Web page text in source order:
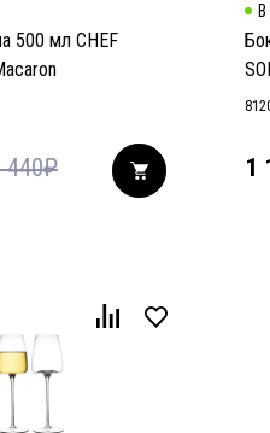
500 мл CHEF
440₽ 1